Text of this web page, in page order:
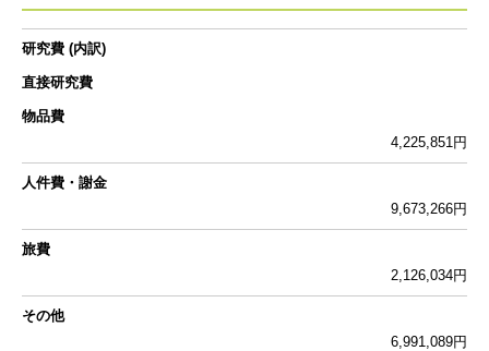
研究費 (内訳)
直接研究費
物品費
4,225,851円
人件費・謝金
9,673,266円
旅費
2,126,034円
その他
6,991,089円